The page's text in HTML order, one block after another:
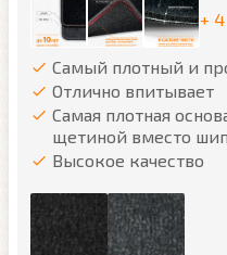
+ 4
Самый плотный и
Отлично впитывает
Самая плотная
щетиной вместо
Высокое качество